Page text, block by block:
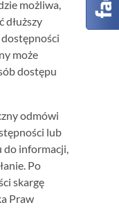
możliwa,
dłuższy
dostępności
może
dostępu
odmówi
lub
do informacji,
Po
skargę
Praw